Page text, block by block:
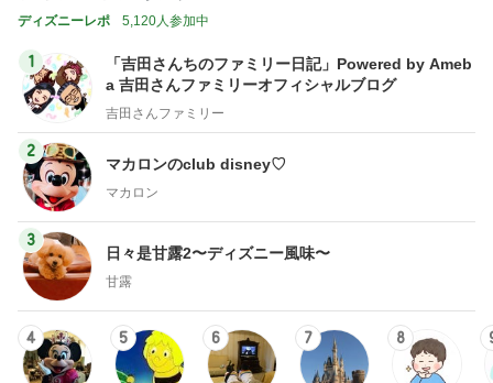
ディズニーレポ 5,120人参加中
1
「吉田さんちのファミリー日記」Powered by Ameb
a 吉田さんファミリーオフィシャルブログ
吉田さんファミリー
2
マカロンのclub disney♡
マカロン
3
日々是甘露2〜ディズニー風味〜
甘露
4 5 6 7 8